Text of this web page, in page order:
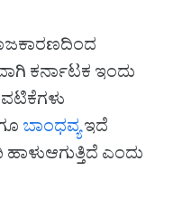
ಕರ್ನಾಟಕ ಇಂದು
ಬಾಂಧವ್ಯಇದೆ
ಎಂದು